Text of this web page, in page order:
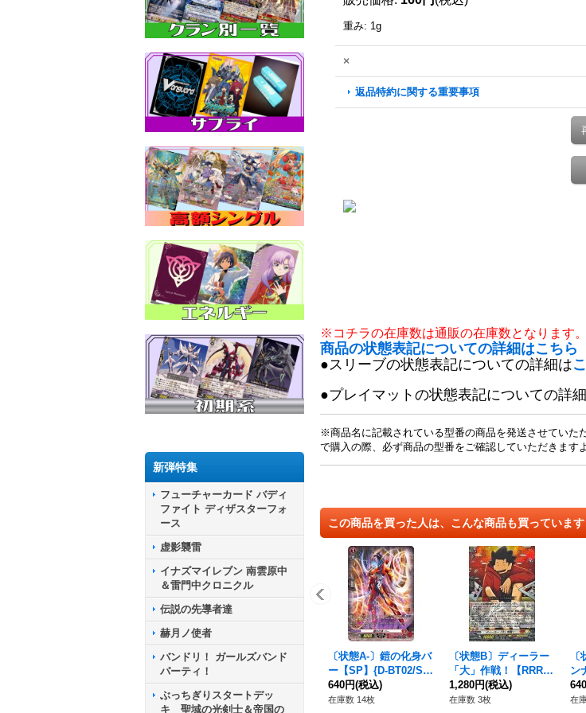
新弾特集
フューチャーカード バディ
ファイト ディザスターフォ
ース
虚影襲雷
イナズマイレブン 南雲原中
＆雷門中クロニクル
伝説の先導者達
赫月ノ使者
バンドリ！ ガールズバンド
パーティ！
ぶっちぎりスタートデッ
キ 聖域の光剣士＆帝国の
重み: 1g
×
返品特約に関する重要事項
※コチラの在庫数は通販の在庫数となります
商品の状態表記についての詳細はこちら
●スリーブの状態表記についての詳細は
●プレイマットの状態表記についての詳
※商品名に記載されている型番の商品を発送させていた
で購入の際、必ず商品の型番をご確認していただきます
この商品を買った人は、こんな商品も買っています
〔状態A-〕鎧の化身バ
ー【SP】{D-BT02/SP
34}《ドラゴンエンパ
イア》
640円(税込)
在庫数 14枚
〔状態B〕ディーラー
「大」作戦！【RRR】
{DZ-SS04/015}《コロ
コロケテルサンクチュ
1,280円(税込)
在庫数 3枚
ン
P
《
在